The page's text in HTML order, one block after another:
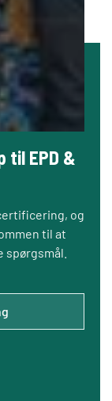
til EPD &
og
til at
spørgsmål.